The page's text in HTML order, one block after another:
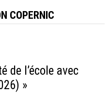
COPERNIC
de l’école avec
»